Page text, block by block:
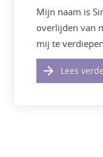
Mijn naam is
overlijden van
mij te verdiepen
Lees